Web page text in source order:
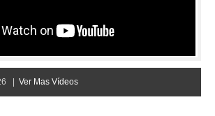
| Ver Mas Vídeos